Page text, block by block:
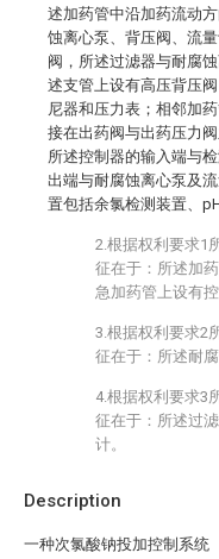
Description
一种次氯酸钠投加控制系统
述加药管中沿加药流动
蚀离心泵、背压阀、流
阀，所述过滤器与耐腐
述支管上设有高压背压
尼器和压力表；相邻加
接在出药阀与出药压力
所述控制器的输入端与
出端与耐腐蚀离心泵及
置包括余氯检测装置、
2.根据权利要求1
征在于：所述加
急加药管上设有控
3.根据权利要求2
征在于：所述耐
4.根据权利要求3
征在于：所述过
计。